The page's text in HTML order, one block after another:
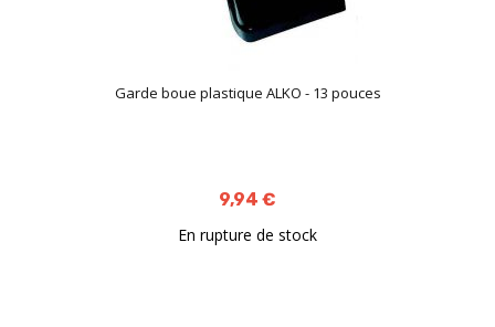
Garde boue plastique ALKO - 13 pouces
9,94 €
En rupture de stock